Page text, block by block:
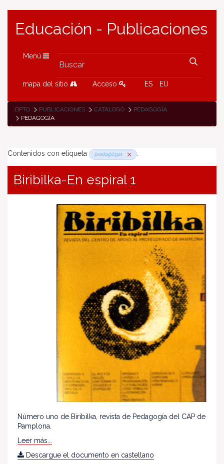
Educación - Publicaciones
Menú
mapa del sitio Acceso ES EU
DPTO PUBLICACIONES CATÁLOGO
PEDAGOGÍA
PEDAGOGÍA
Contenidos con etiqueta pedagogía .
Biribilka-En espiral 1
Número uno de Biribilka, revista de Pedagogía del CAP de
Pamplona.
Leer más...
Descargue el documento en castellano